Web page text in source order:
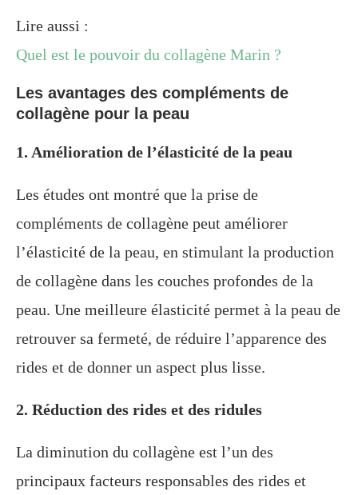
Lire aussi :
Quel est le pouvoir du collagène Marin ?
Les avantages des compléments de
collagène pour la peau
1. Amélioration de l’élasticité de la peau
Les études ont montré que la prise de
compléments de collagène peut améliorer
l’élasticité de la peau, en stimulant la production
de collagène dans les couches profondes de la
peau. Une meilleure élasticité permet à la peau de
retrouver sa fermeté, de réduire l’apparence des
rides et de donner un aspect plus lisse.
2. Réduction des rides et des ridules
La diminution du collagène est l’un des
principaux facteurs responsables des rides et